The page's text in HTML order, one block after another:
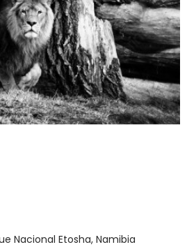
Nacional Etosha, Namibia